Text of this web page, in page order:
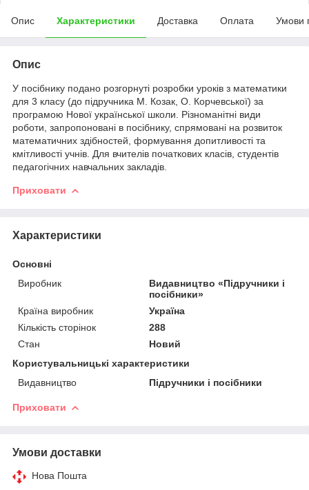
Опис Характеристики Доставка Оплата Умови
Опис
У посібнику подано розгорнуті розробки уроків з математики
для 3 класу (до підручника М. Козак, О. Корчевської) за
програмою Нової української школи. Різноманітні види
роботи, запропоновані в посібнику, спрямовані на розвиток
математичних здібностей, формування допитливості та
кмітливості учнів. Для вчителів початкових класів, студентів
педагогічних навчальних закладів.
Приховати
Характеристики
Основні
Виробник
Видавництво «Підручники і
посібники»
Країна виробник
Україна
Кількість сторінок
288
Стан
Новий
Користувальницькі характеристики
Видавництво
Підручники і посібники
Приховати
Умови доставки
Нова Пошта